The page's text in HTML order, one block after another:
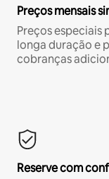
Preços mensais
Preços especiais
longa duração e
cobranças
Reserve com